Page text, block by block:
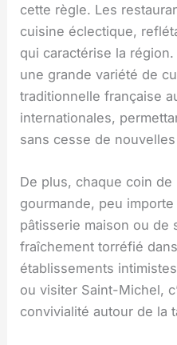
cette règle. Les
cuisine éclectique,
qui caractérise la
une grande variété de
traditionnelle française
internationales,
sans cesse de
De plus, chaque coin
gourmande, peu importe
pâtisserie maison ou de
fraîchement torréfié
établissements
ou visiter Saint-Michel,
convivialité autour de la